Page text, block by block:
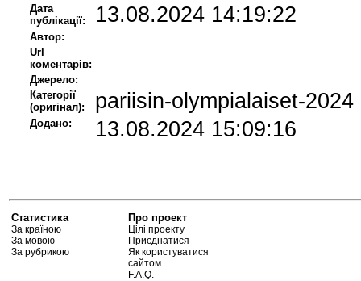
Дата
публікації:
13.08.2024 14:19:22
Автор:
Url
коментарів:
Джерело:
Категорії
(оригінал):
pariisin-olympialaiset-2024
Додано: 13.08.2024 15:09:16
Статистика
За країною
За мовою
За рубрикою
Про проект
Цілі проекту
Приєднатися
Як користуватися
сайтом
F.A.Q.